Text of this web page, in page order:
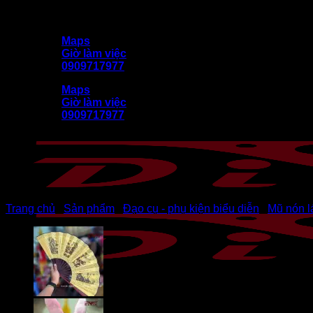
Maps
Giờ làm việc
0909717977
Maps
Giờ làm việc
0909717977
Trang chủ Sản phẩm Đạo cụ - phụ kiện biểu diễn Mũ nón